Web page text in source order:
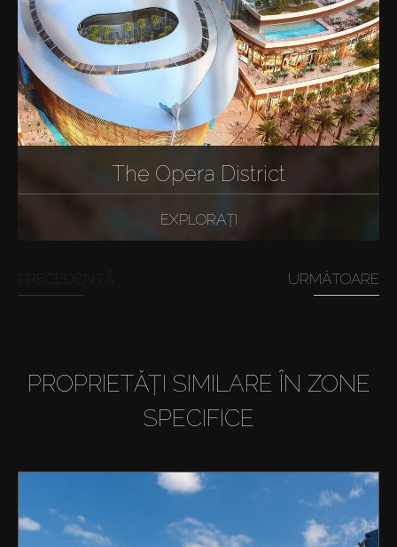
The Opera District
EXPLORAȚI
URMĂTOARE
PROPRIETĂȚI SIMILARE ÎN ZONE
SPECIFICE